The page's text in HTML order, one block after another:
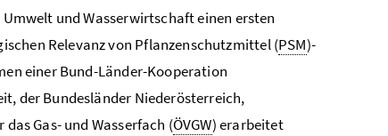
und Wasserwirtschaft einen ersten
Relevanz von Pflanzenschutzmittel (PSM)-
einer Bund-Länder-Kooperation
der Bundesländer Niederösterreich,
Gas- und Wasserfach (ÖVGW) erarbeitet